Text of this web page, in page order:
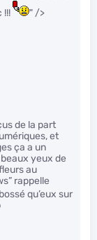
!!!
" />
de la part
et
ça a un
yeux de
au
rappelle
qu’eux sur